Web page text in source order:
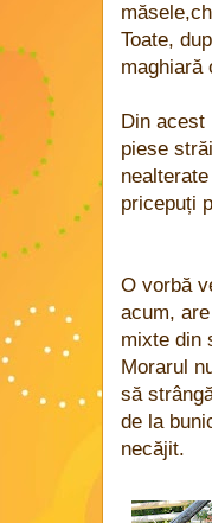
Toate,
maghiară
Din acest
piese
pricepuți
O vorbă
acum,
mixte din
Morarul
să
de la
necăjit.